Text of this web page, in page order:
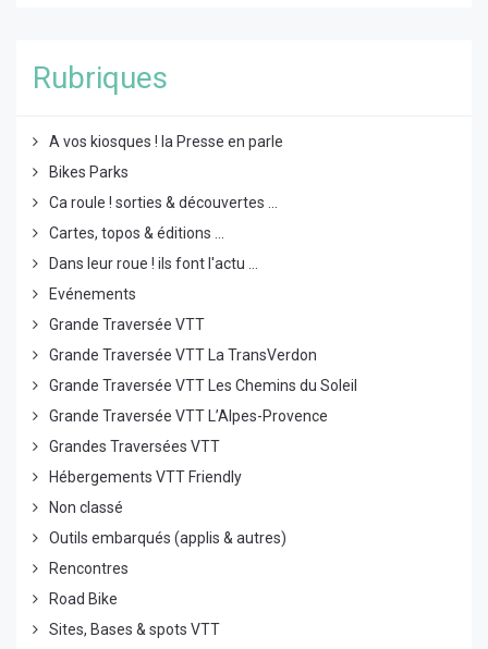
Rubriques
A vos kiosques ! la Presse en parle
Bikes Parks
Ca roule ! sorties & découvertes ...
Cartes, topos & éditions ...
Dans leur roue ! ils font l'actu ...
Evénements
Grande Traversée VTT
Grande Traversée VTT La TransVerdon
Grande Traversée VTT Les Chemins du Soleil
Grande Traversée VTT L’Alpes-Provence
Grandes Traversées VTT
Hébergements VTT Friendly
Non classé
Outils embarqués (applis & autres)
Rencontres
Road Bike
Sites, Bases & spots VTT